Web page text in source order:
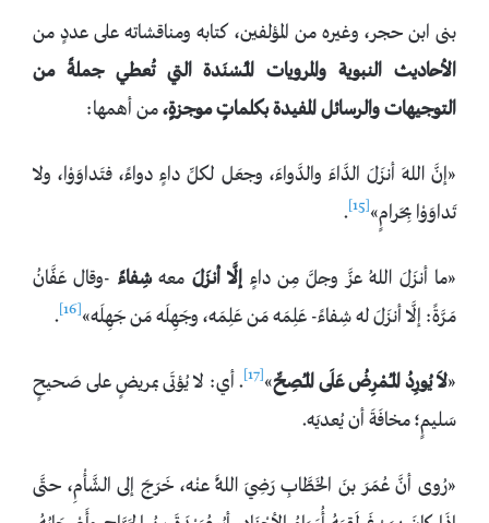
بنى ابن حجر، وغيره من المؤلفين، كتابه ومناقشاته على عددٍ من
الأحاديث النبوية والمرويات المـُسْنَدة التي تُعطي جملةً من
التوجيهات والرسائل المفيدة بكلماتٍ موجزةٍ،من أهمها:
«إنَّ اللهَ أنزَلَ الدَّاءَ والدَّواءَ، وجعَل لكلِّ داءٍ دواءً، فتَداوَوْا، ولا
تَداوَوْا بِحَرامٍ»[15]
.
«ما أنزَلَ اللهُ عزَّ وجلَّ مِن داءٍ إلَّا أنزَلَ معهشِفاءً -وقال عَفَّانُ
مَرَّةً: إلَّا أنزَلَ له شِفاءً- عَلِمَه مَن عَلِمَه، وجَهِلَه مَن جَهِلَه»[16]
.
«لاَ يُورِدُ المــُمْرِضُ عَلَى المــُصِحِّ»
[17]
. أي: لا يُؤتَى بمريضٍ على صَحيحٍ
سَليمٍ؛ مخافَةَ أن يُعديَه.
«رُوى أنَّ عُمَرَ بنَ الخَطَّابِ رَضِيَ اللَّهُ عنْه، خَرَجَ إلى الشَّأْمِ، حتَّى